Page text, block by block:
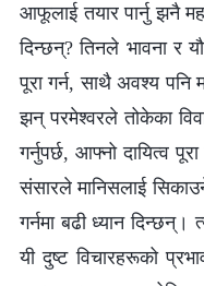
आफूलाई तयार पार्नु झनै
दिन्छन्? तिनले भावना र
पूरा गर्न, साथै अवश्य पनि
झन् परमेश्‍वरले तोकेका
गर्नुपर्छ, आफ्नो दायित्व
संसारले मानिसलाई
गर्नमा बढी ध्यान
यी दुष्ट विचारहरूको